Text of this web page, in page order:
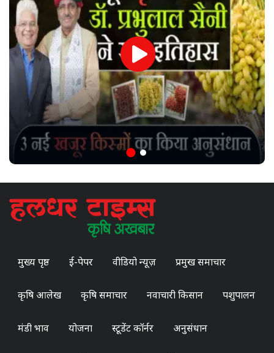
मुख्य पृष्ठ ई-पेपर वीडियो न्यूज़ प्रमुख समाचार
कृषि आलेख कृषि समाचार नवाचारी किसान पशुपालन
मंडी भाव योजना स्टूडेंट कॉर्नर अनुसंधान